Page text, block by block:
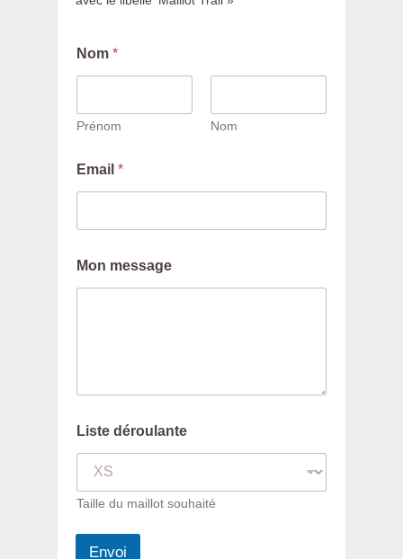
e
s
g
*
Nom *
Prénom Nom
Email *
Mon message
Liste déroulante
Taille du maillot souhaité
Envoi